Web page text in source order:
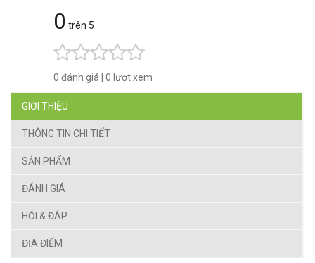
0 trên 5
0 đánh giá 0 lượt xem
GIỚI THIỆU
THÔNG TIN CHI TIẾT
SẢN PHẨM
ĐÁNH GIÁ
HỎI & ĐÁP
ĐỊA ĐIỂM